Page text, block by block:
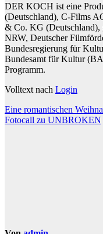
DER KOCH ist eine
(Deutschland), C-Films
& Co. KG (Deutschland),
NRW, Deutscher
Bundesregierung für
Bundesamt für Kultur
Programm.
Volltext nach Login
Eine romantischen
Fotocall zu UNBROKEN